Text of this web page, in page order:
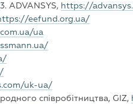
3. ADVANSYS, https://
eefund.org.ua/
ua
uk-ua/
співробітництва, GIZ,